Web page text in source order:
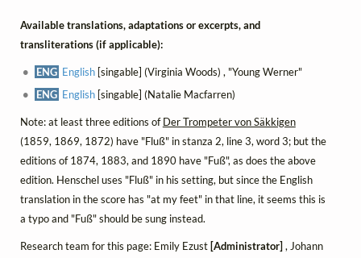
Available translations, adaptations or excerpts, and
transliterations (if applicable):
ENG English [singable] (Virginia Woods) , "Young Werner"
ENG English [singable] (Natalie Macfarren)
Note: at least three editions ofDer Trompeter von Säkkigen
(1859, 1869, 1872) have "Fluß" in stanza 2, line 3, word 3; but the
editions of 1874, 1883, and 1890 have "Fuß", as does the above
edition. Henschel uses "Fluß" in his setting, but since the English
translation in the score has "at my feet" in that line, it seems this is
a typo and "Fuß" should be sung instead.
Research team for this page: Emily Ezust [Administrator] , Johann